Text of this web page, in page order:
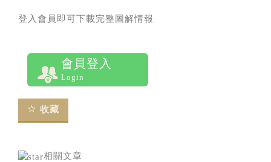
登入會員即可下載完整圖解情報
會員登入
Login
收藏
相關文章